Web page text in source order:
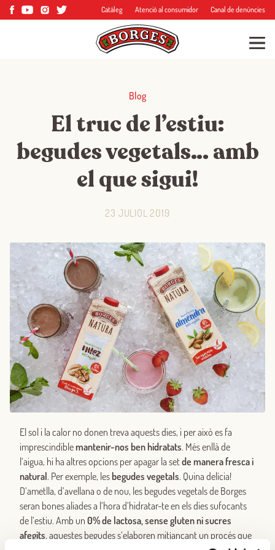
Catàleg Atenció al consumidor Canal de denúncies
Blog
El truc de l’estiu:
begudes vegetals… amb
el que sigui!
23 JULIOL 2019
El sol i la calor no donen treva aquests dies, i per això es fa
imprescindiblemantenir-nos ben hidratats. Més enllà de
l’aigua, hi ha altres opcions per apagar la setde manera fresca i
natural. Per exemple, les begudes vegetals. Quina delícia!
D’ametlla, d’avellana o de nou, les begudes vegetals de Borges
seran bones aliades a l’hora d’hidratar-te en els dies sufocants
de l’estiu. Amb un 0% de lactosa, sense gluten ni sucres
afegits, aquestes begudes s’elaboren mitjançant un procés que